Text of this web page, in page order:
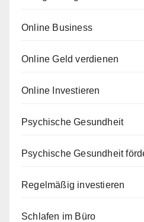
Online Business
Online Geld verdienen
Online Investieren
Psychische Gesundheit
Psychische Gesundheit
Regelmäßig investieren
Schlafen im Büro